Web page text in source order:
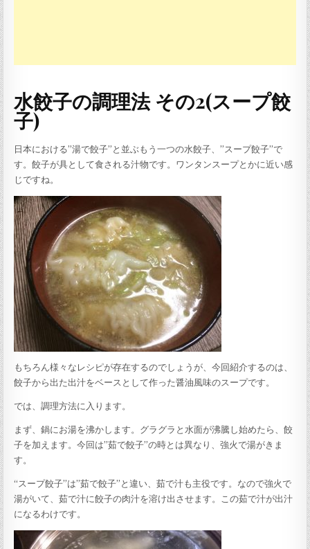
水餃子の調理法 その2(スープ餃
子)
日本における”湯で餃子”と並ぶもう一つの水餃子、”スープ餃子”で
す。餃子が具として食される汁物です。ワンタンスープとかに近い感
じですね。
もちろん様々なレシピが存在するのでしょうが、今回紹介するのは、
餃子から出た出汁をベースとして作った醤油風味のスープです。
では、調理方法に入ります。
まず、鍋にお湯を沸かします。グラグラと水面が沸騰し始めたら、餃
子を加えます。今回は”茹で餃子”の時とは異なり、強火で湯がきま
す。
“スープ餃子”は”茹で餃子”と違い、茹で汁も主役です。なので強火で
湯がいて、茹で汁に餃子の肉汁を溶け出させます。この茹で汁が出汁
になるわけです。